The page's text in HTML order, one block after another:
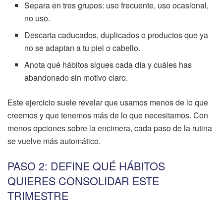
Separa en tres grupos: uso frecuente, uso ocasional,
no uso.
Descarta caducados, duplicados o productos que ya
no se adaptan a tu piel o cabello.
Anota qué hábitos sigues cada día y cuáles has
abandonado sin motivo claro.
Este ejercicio suele revelar que usamos menos de lo que
creemos y que tenemos más de lo que necesitamos. Con
menos opciones sobre la encimera, cada paso de la rutina
se vuelve más automático.
PASO 2: DEFINE QUÉ HÁBITOS
QUIERES CONSOLIDAR ESTE
TRIMESTRE